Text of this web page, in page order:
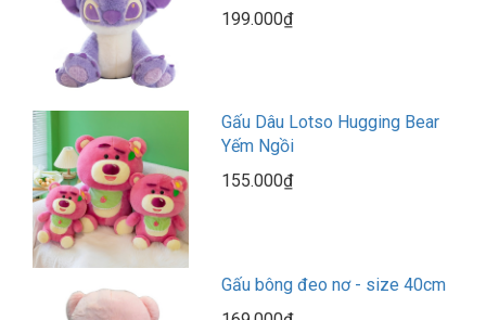
199.000₫
Gấu Dâu Lotso Hugging Bear
Yếm Ngồi
155.000₫
Gấu bông đeo nơ - size 40cm